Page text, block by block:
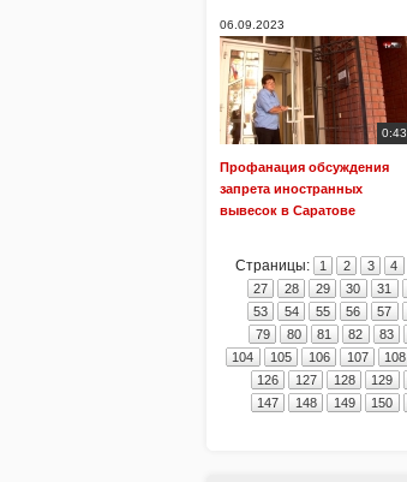
06.09.2023
0:43
Профанация обсуждения
запрета иностранных
вывесок в Саратове
Страницы: 1 2 3 4
27
28 29 30 31
53
54 55 56 57
79
80 81 82 83
104
105 106 107 108
126
127 128 129
147
148 149 150